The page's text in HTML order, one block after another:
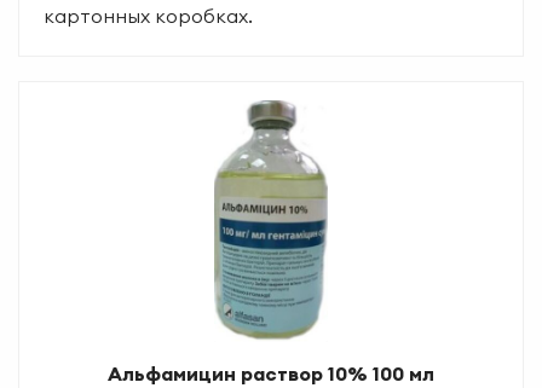
картонных коробках.
Альфамицин раствор 10% 100 мл